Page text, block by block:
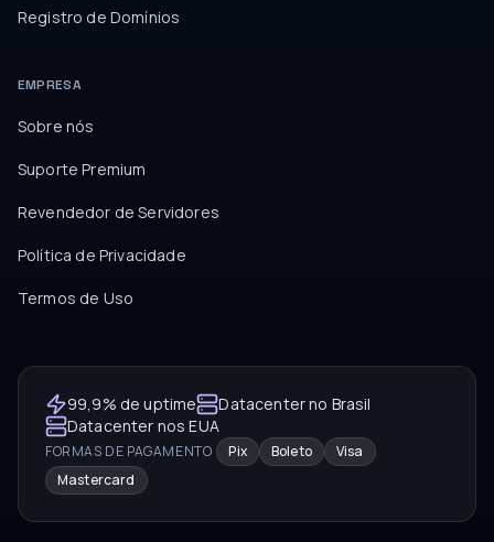
Registro de Domínios
EMPRESA
Sobre nós
Suporte Premium
Revendedor de Servidores
Política de Privacidade
Termos de Uso
99,9% de uptime
Datacenter no Brasil
Datacenter nos EUA
FORMAS DE PAGAMENTO Pix Boleto
Visa
Mastercard